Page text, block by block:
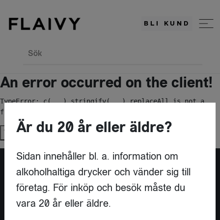
BLI KUND
Sök
An error occurred on the client!
TypeError: c(...).stringify(...).replaceAll is not a
function
Try again
Är du leverantör?
Är du 20 år eller äldre?
Sidan innehåller bl. a. information om
alkoholhaltiga drycker och vänder sig till
företag. För inköp och besök måste du
vara 20 år eller äldre.